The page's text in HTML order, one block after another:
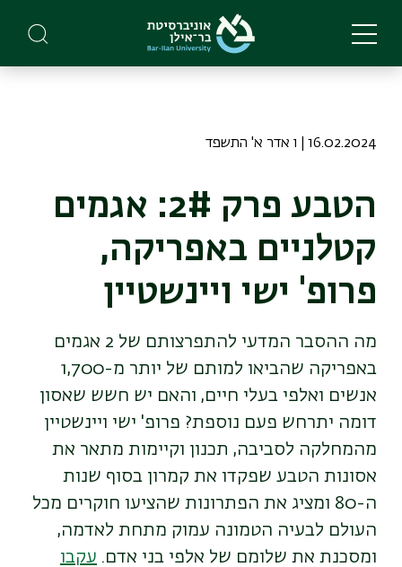
main
16.02.2024 | ו אדר א' התשפד
הטבע פרק 2#: אגמים
קטלניים באפריקה,
פרופ' ישי ויינשטיין
מה ההסבר המדעי להתפרצותם של 2 אגמים
באפריקה שהביאו למותם של יותר מ-1,700
אנשים ואלפי בעלי חיים, והאם יש חשש שאסון
דומה יתרחש פעם נוספת? פרופ' ישי ויינשטיין
מהמחלקה לסביבה, תכנון וקיימות מתאר את
אסונות הטבע שפקדו את קמרון בסוף שנות
ה-80 ומציג את הפתרונות שהציעו חוקרים מכל
העולם לבעיה הטמונה עמוק מתחת לאדמה,
ומסכנת את שלומם של אלפי בני אדם. עקבו